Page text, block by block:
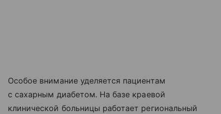
Особое внимание уделяется пациентам
с сахарным диабетом. На базе краевой
клинической больницы работает региональный